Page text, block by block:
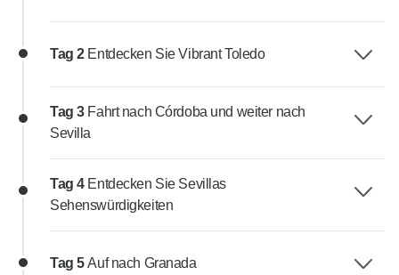
Tag 2 Entdecken Sie Vibrant Toledo
Tag 3 Fahrt nach Córdoba und weiter nach
Sevilla
Tag 4 Entdecken Sie Sevillas
Sehenswürdigkeiten
Tag 5Auf nach Granada